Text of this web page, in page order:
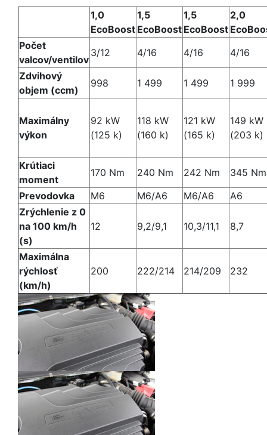
1,0
EcoBoost
1,5
EcoBoost
1,5
EcoBoost
2,0
Počet
valcov/ventilov
3/12 4/16 4/16
4/16
Zdvihový
objem (ccm)
998 1 499 1 499 1 999
Maximálny
výkon
92 kW
(125 k)
118 kW
(160 k)
121 kW
(165 k)
149 kW
(203 k)
Krútiaci
moment
170 Nm 240 Nm 242 Nm
345 Nm
Prevodovka
M6 M6/A6 M6/A6
A6
Zrýchlenie z 0
na 100 km/h
(s)
12 9,2/9,1 10,3/11,1 8,7
Maximálna
rýchlosť
(km/h)
200 222/214 214/209 232